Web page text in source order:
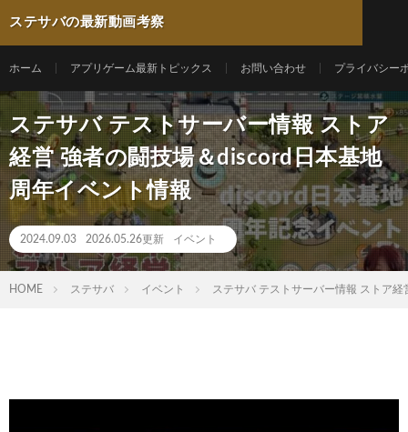
ステサバの最新動画考察
ホーム アプリゲーム最新トピックス お問い合わせ プライバシー
ステサバ テストサーバー情報 ストア
経営 強者の闘技場＆discord日本基地
周年イベント情報
2024.09.03 2026.05.26更新 イベント
HOME ステサバ イベント ステサバ テストサーバー情報 ストア